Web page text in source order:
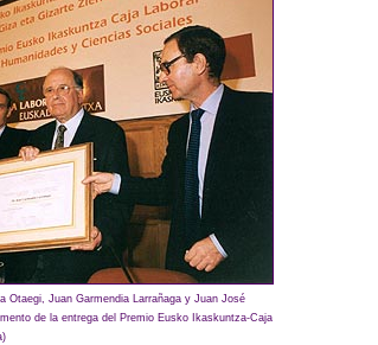
Otaegi, Juan Garmendia Larrañaga y Juan José
de la entrega del Premio Eusko Ikaskuntza-Caja